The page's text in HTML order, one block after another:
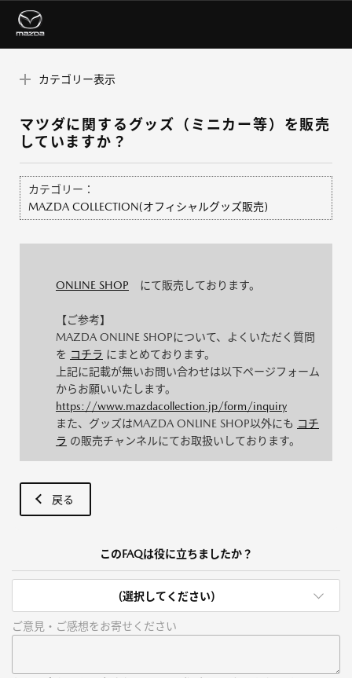
カテゴリー表示
マツダに関するグッズ（ミニカー等）を販売
していますか？
カテゴリー：
MAZDA COLLECTION(オフィシャルグッズ販売)
ONLINE SHOP にて販売しております。
【ご参考】
MAZDA ONLINE SHOPについて、よくいただく質問
を コチラ にまとめております。
上記に記載が無いお問い合わせは以下ページフォーム
からお願いいたします。
https://www.mazdacollection.jp/form/inquiry
また、グッズはMAZDA ONLINE SHOP以外にも コチ
ラ の販売チャンネルにてお取扱いしております。
戻る
このFAQは役に立ちましたか？
(選択してください)
ご意見・ご感想をお寄せください